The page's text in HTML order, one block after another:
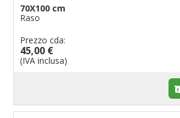
70X100 cm
Raso
Prezzo cda:
45,00 €
(IVA inclusa)